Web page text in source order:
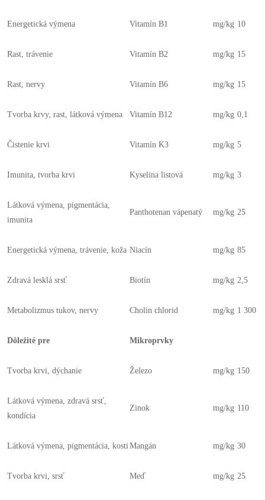
Energetická výmena Vitamín B1 mg/kg 10
Rast, trávenie Vitamín B2 mg/kg 15
Rast, nervy Vitamín B6 mg/kg 15
Tvorba krvy, rast, látková výmena Vitamín B12 mg/kg 0,1
Čistenie krvi Vitamín K3 mg/kg 5
Imunita, tvorba krvi Kyselina listová mg/kg 3
Látková výmena, pigmentácia,
imunita
Panthotenan vápenatý mg/kg 25
Energetická výmena, trávenie, koža Niacín mg/kg 85
Zdravá lesklá srsť Biotín mg/kg 2,5
Metabolizmus tukov, nervy Cholin chlorid mg/kg 1 300
Dôležité pre Mikroprvky
Tvorba krvi, dýchanie Železo mg/kg 150
Látková výmena, zdravá srsť,
kondícia
Zinok mg/kg 110
Látková výmena, pigmentácia, kostiMangán mg/kg 30
Tvorba krvi, srsť Meď mg/kg 25